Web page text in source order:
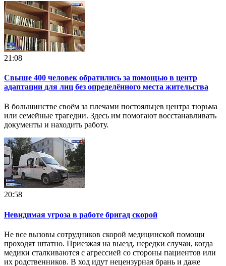
21:08
Свыше 400 человек обратились за помощью в центр
адаптации для лиц без определённого места жительства
В большинстве своём за плечами постояльцев центра тюрьма
или семейные трагедии. Здесь им помогают восстанавливать
документы и находить работу.
20:58
Невидимая угроза в работе бригад скорой
Не все вызовы сотрудников скорой медицинской помощи
проходят штатно. Приезжая на выезд, нередки случаи, когда
медики сталкиваются с агрессией со стороны пациентов или
их родственников. В ход идут нецензурная брань и даже